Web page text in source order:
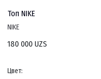
Топ NIKE
NIKE
180 000 UZS
Цвет: